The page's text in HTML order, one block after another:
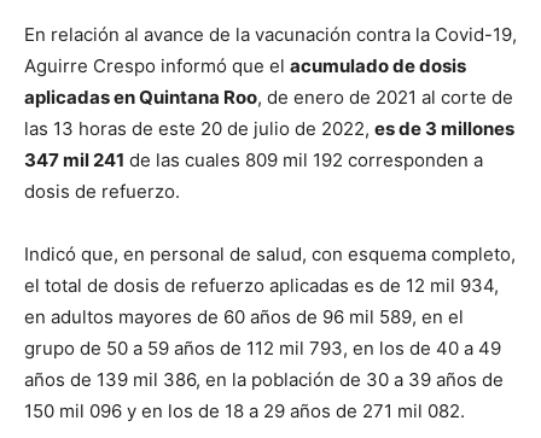
En relación al avance de la vacunación contra la Covid-19,
Aguirre Crespo informó que el acumulado de dosis
aplicadas en Quintana Roo, de enero de 2021 al corte de
las 13 horas de este 20 de julio de 2022, es de 3 millones
347 mil 241 de las cuales 809 mil 192 corresponden a
dosis de refuerzo.
Indicó que, en personal de salud, con esquema completo,
el total de dosis de refuerzo aplicadas es de 12 mil 934,
en adultos mayores de 60 años de 96 mil 589, en el
grupo de 50 a 59 años de 112 mil 793, en los de 40 a 49
años de 139 mil 386, en la población de 30 a 39 años de
150 mil 096 y en los de 18 a 29 años de 271 mil 082.